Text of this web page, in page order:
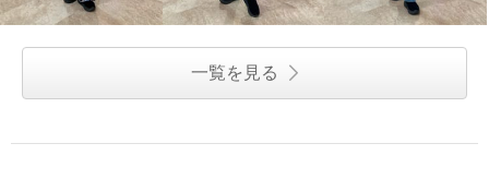
一覧を見る